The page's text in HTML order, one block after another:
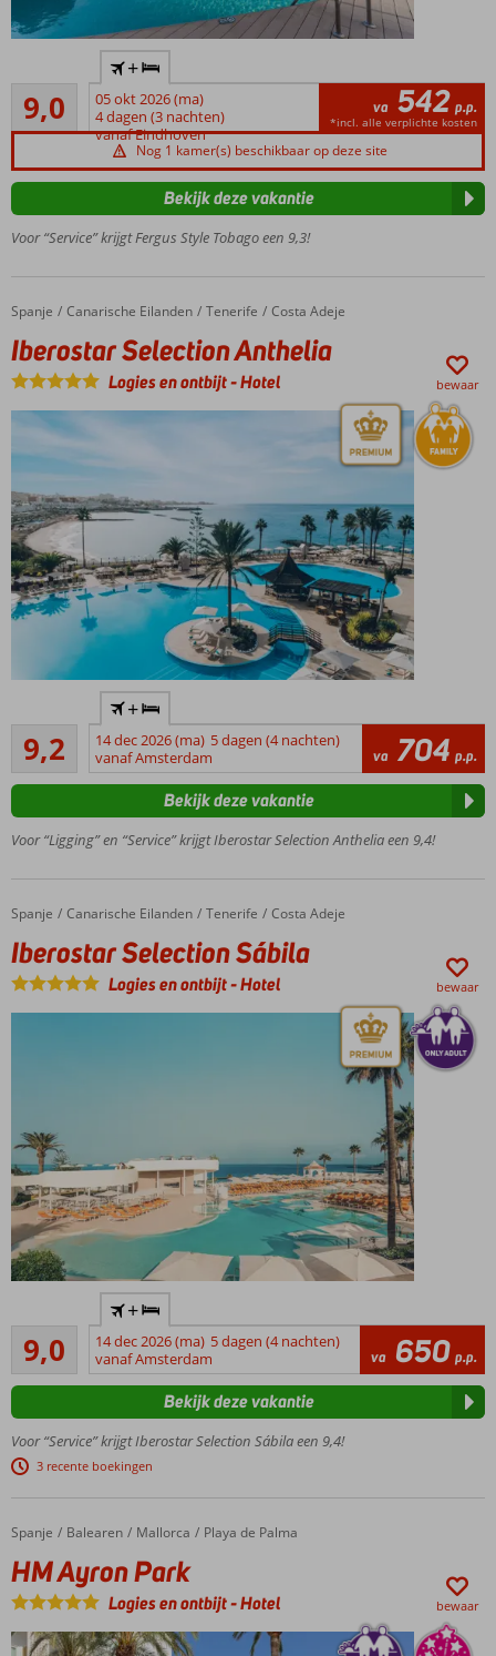
16+
Aan het
zandstrand
van
Palmanova
Spectaculair
uitzicht op
dakterras
Halfpension
mogelijk
Kamers
zeezicht
9,0
Uitstekend
69
beoordelingen
+
05 okt 2026 (ma)
4 dagen (3 nachten)
vanaf Eindhoven
va 542 p.p.
*incl. alle verplichte kosten
Nog 1 kamer(s) beschikbaar op deze site
Voor “Service” krijgt Fergus Style Tobago een 9,3!
Bekijk deze vakantie
Home
Spanje Canarische Eilanden Tenerife Costa Adeje
Iberostar Selection Anthelia
Iberostar Selection Anthelia
Logies en ontbijt-Hotel bewaar
loopafstand
van strand
en centrum
Meerdere
(kinder-)zwembaden
Uitgebreid
voor jong en oud
Halfpension
Inclusive
ook
mogelijk
9,2Uitstekend
29
beoordelingen
+
14 dec 2026 (ma) 5 dagen (4 nachten)
vanaf Amsterdam
va 704 p.p.
Voor “Ligging” en “Service” krijgt Iberostar Selection Anthelia een 9,4!
Bekijk deze vakantie
Home
Spanje Canarische Eilanden Tenerife Costa Adeje
Iberostar Selection Sábila
Iberostar Selection Sábila
Logies en ontbijt-Hotel bewaar
min.
leeftijd
16 jaar
hotel nabij
het
zandstrand
Tip van
Cor:
kamers
en
suites
Ontbijt,
9,0
Uitstekend
66
beoordelingen
+
14 dec 2026 (ma) 5 dagen (4 nachten)
vanaf Amsterdam
va 650 p.p.
Voor “Service” krijgt Iberostar Selection Sábila een 9,4!
3 recente boekingen
Bekijk deze vakantie
Home
Spanje Balearen Mallorca Playa de Palma
HM Ayron Park
HM Ayron Park
Logies en ontbijt-Hotel bewaar